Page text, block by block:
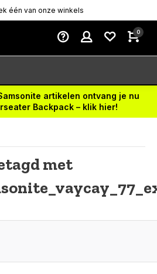
één van onze winkels
0
artikelen ontvang je nu
Backpack – klik hier!
met